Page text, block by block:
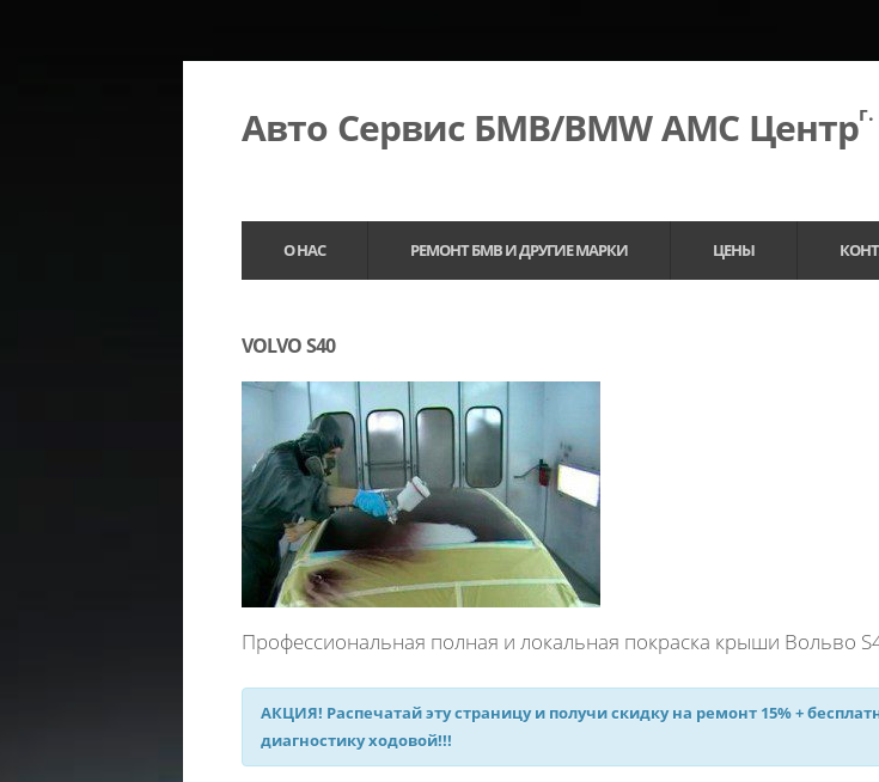
Авто Сервис БМВ/BMW АМС Центр
О НАС РЕМОНТ БМВ И ДРУГИЕ МАРКИ ЦЕНЫ
VOLVO S40
Профессиональная полная и локальная покраска крыши Вольво
АКЦИЯ! Распечатай эту страницу и получискидку на ремонт 15%+
диагностику ходовой!!!